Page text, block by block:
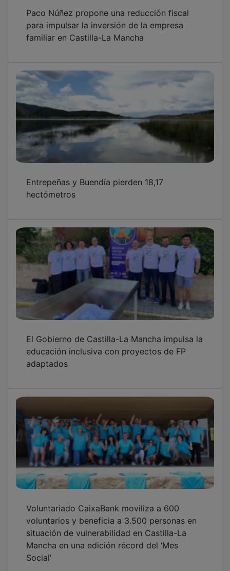
Paco Núñez propone una reducción fiscal
para impulsar la inversión de la empresa
familiar en Castilla-La Mancha
Entrepeñas y Buendía pierden 18,17
hectómetros
El Gobierno de Castilla-La Mancha impulsa la
educación inclusiva con proyectos de FP
adaptados
Voluntariado CaixaBank moviliza a 600
voluntarios y beneficia a 3.500 personas en
situación de vulnerabilidad en Castilla-La
Mancha en una edición récord del ‘Mes
Social’